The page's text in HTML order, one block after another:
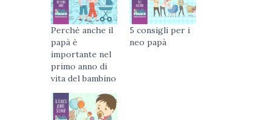
Perché anche il
papà è
importante nel
primo anno di
vita del bambino
5 consigli per i
neo papà